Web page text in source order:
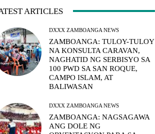
ARTICLES
DXXX ZAMBOANGA NEWS
ZAMBOANGA: TULOY-TULOY
NA KONSULTA CARAVAN,
NAGHATID NG SERBISYO SA
100 PWD SA SAN ROQUE,
CAMPO ISLAM, AT
BALIWASAN
DXXX ZAMBOANGA NEWS
ZAMBOANGA: NAGSAGAWA
ANG DOLE NG